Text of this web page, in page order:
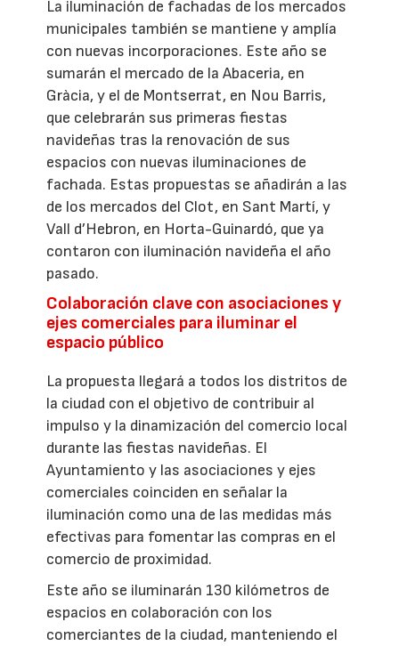
La iluminación de fachadas de los mercados
municipales también se mantiene y amplía
con nuevas incorporaciones. Este año se
sumarán el mercado de la Abaceria, en
Gràcia, y el de Montserrat, en Nou Barris,
que celebrarán sus primeras fiestas
navideñas tras la renovación de sus
espacios con nuevas iluminaciones de
fachada. Estas propuestas se añadirán a las
de los mercados del Clot, en Sant Martí, y
Vall d’Hebron, en Horta-Guinardó, que ya
contaron con iluminación navideña el año
pasado.
Colaboración clave con asociaciones y
ejes comerciales para iluminar el
espacio público
La propuesta llegará a todos los distritos de
la ciudad con el objetivo de contribuir al
impulso y la dinamización del comercio local
durante las fiestas navideñas. El
Ayuntamiento y las asociaciones y ejes
comerciales coinciden en señalar la
iluminación como una de las medidas más
efectivas para fomentar las compras en el
comercio de proximidad.
Este año se iluminarán 130 kilómetros de
espacios en colaboración con los
comerciantes de la ciudad, manteniendo el